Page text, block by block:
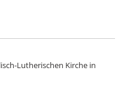
Lutherischen Kirche in